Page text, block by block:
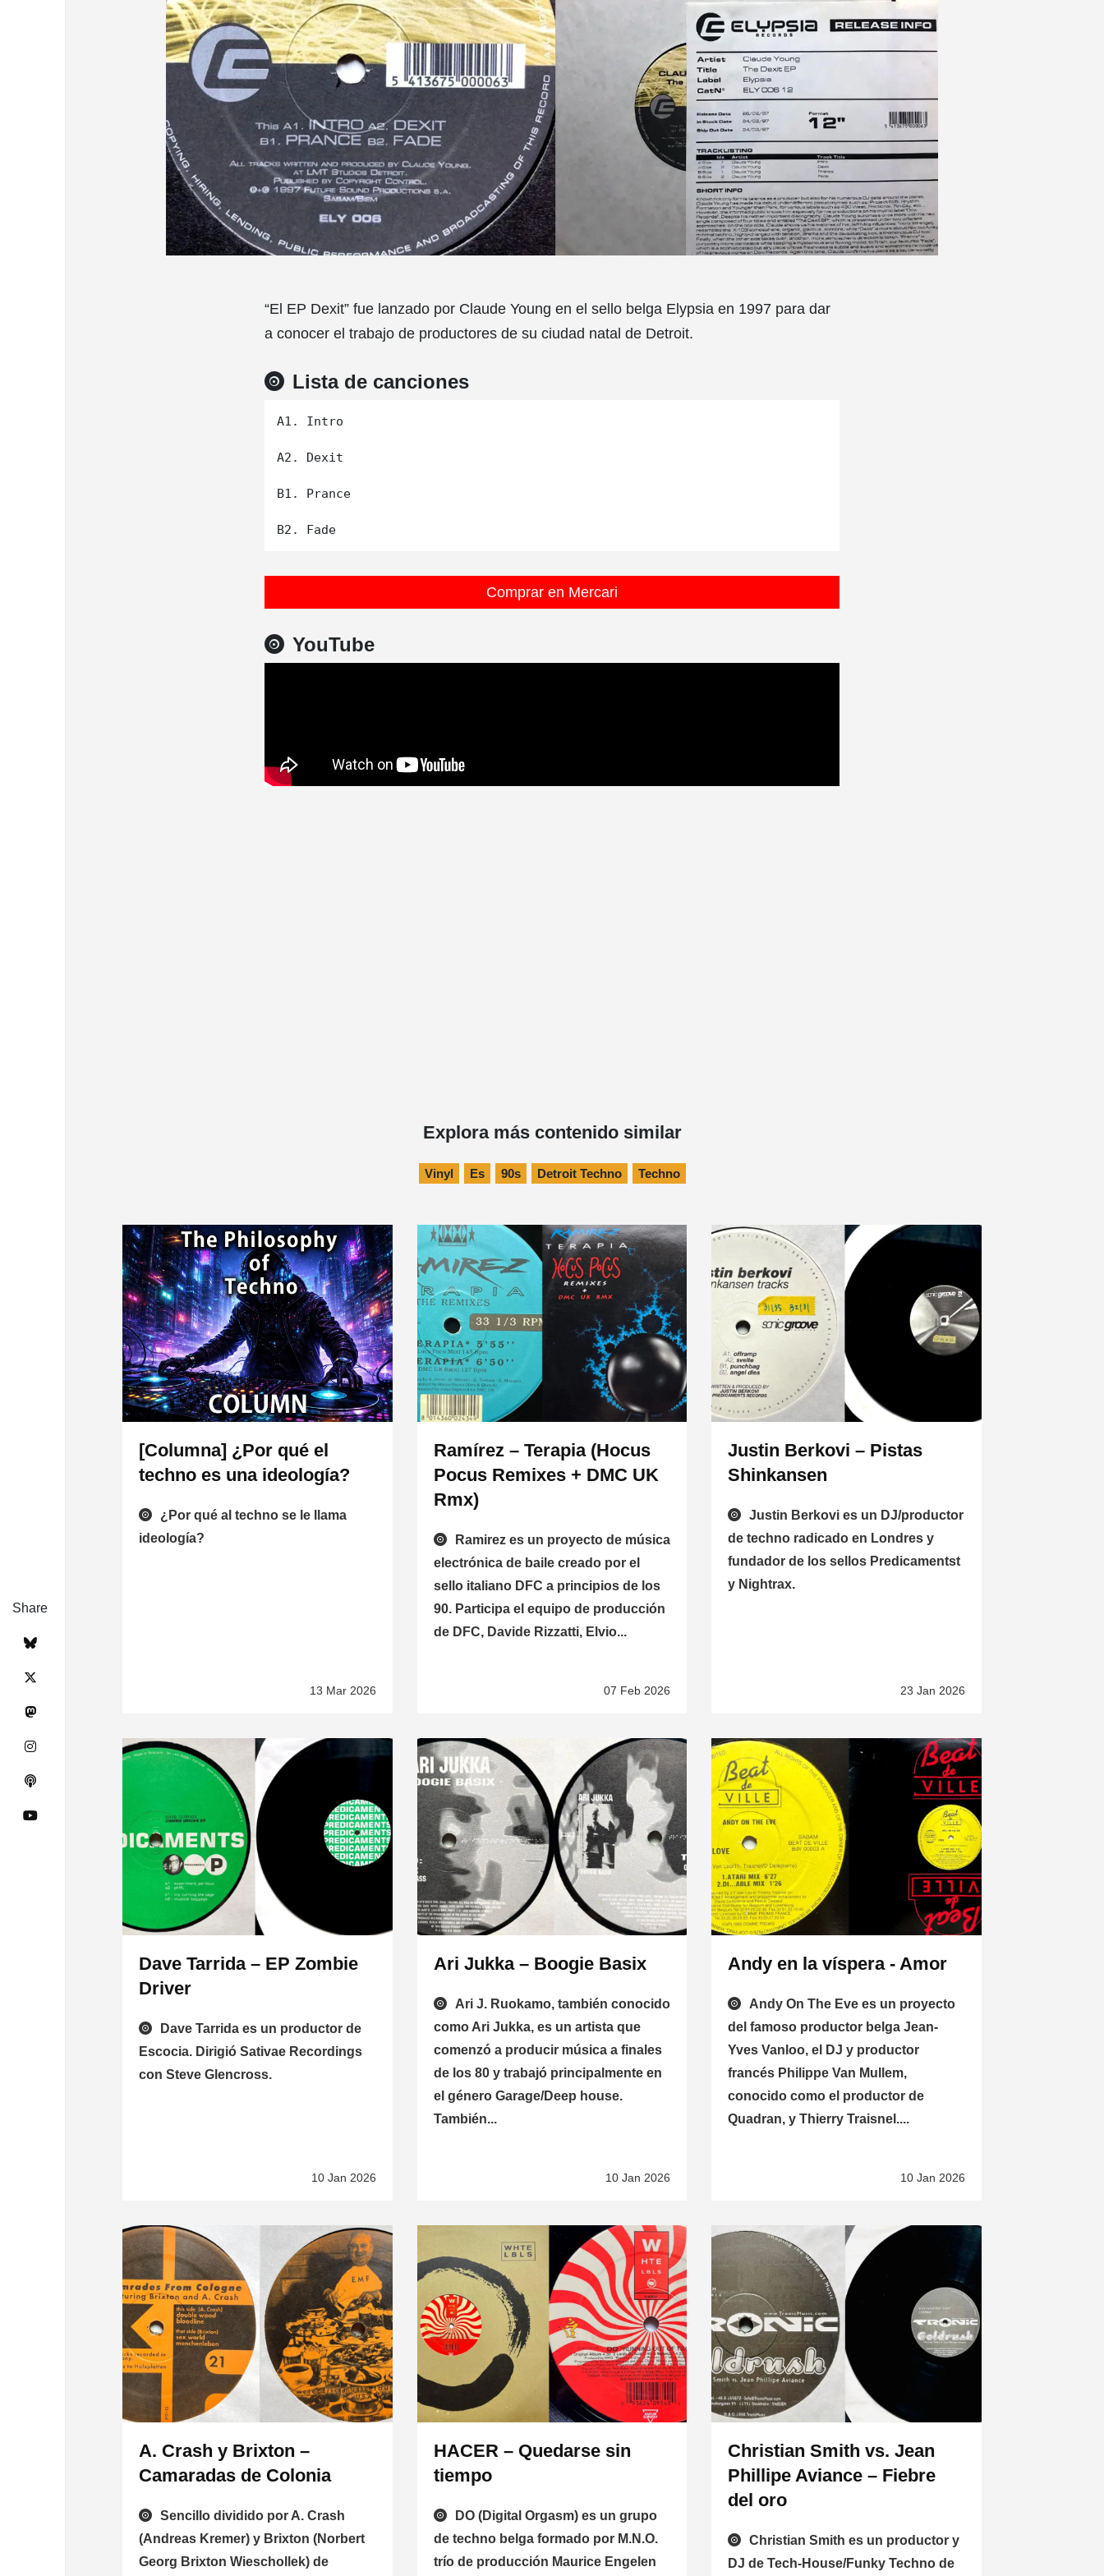
“El EP Dexit” fue lanzado por Claude Young en el sello belga Elypsia en 1997 para dar
a conocer el trabajo de productores de su ciudad natal de Detroit.
Lista de canciones
A1. Intro
A2. Dexit
B1. Prance
Comprar en Mercari
YouTube
Share
Explora más contenido similar
Vinyl Es 90s Detroit Techno Techno
[Columna] ¿Por qué el
techno es una ideología?
¿Por qué al techno se le llama
ideología?
13 Mar 2026
Ramírez – Terapia (Hocus
Pocus Remixes + DMC UK
Rmx)
Ramirez es un proyecto de música
electrónica de baile creado por el
sello italiano DFC a principios de los
90. Participa el equipo de producción
de DFC, Davide Rizzatti, Elvio...
07 Feb 2026
Justin Berkovi – Pistas
Shinkansen
Justin Berkovi es un DJ/productor
de techno radicado en Londres y
fundador de los sellos Predicamentst
y Nightrax.
23 Jan 2026
Dave Tarrida – EP Zombie
Driver
Dave Tarrida es un productor de
Escocia. Dirigió Sativae Recordings
con Steve Glencross.
10 Jan 2026
Ari Jukka – Boogie Basix
Ari J. Ruokamo, también conocido
como Ari Jukka, es un artista que
comenzó a producir música a finales
de los 80 y trabajó principalmente en
el género Garage/Deep house.
También...
10 Jan 2026
Andy en la víspera - Amor
Andy On The Eve es un proyecto
del famoso productor belga Jean-
Yves Vanloo, el DJ y productor
francés Philippe Van Mullem,
conocido como el productor de
Quadran, y Thierry Traisnel....
10 Jan 2026
A. Crash y Brixton –
Camaradas de Colonia
Sencillo dividido por A. Crash
(Andreas Kremer) y Brixton (Norbert
Georg Brixton Wieschollek) de
HACER – Quedarse sin
tiempo
DO (Digital Orgasm) es un grupo
de techno belga formado por M.N.O.
trío de producción Maurice Engelen
Christian Smith vs. Jean
Phillipe Aviance – Fiebre
del oro
Christian Smith es un productor y
DJ de Tech-House/Funky Techno de